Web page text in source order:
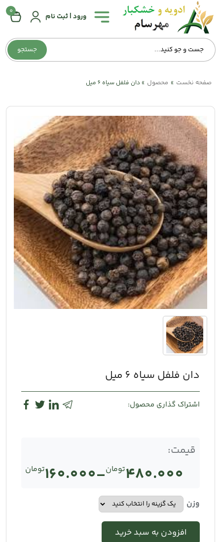
جستجو
ورود | ثبت نام
0
همه
دسته‌بندی‌ها
صفحه
اصلی
تماس
وبلاگ
حساب
کاربری
صفحه نخست » محصول » دان فلفل سیاه 6 میل
دان فلفل سیاه 6 میل
اشتراک گذاری محصول:
قیمت:
تومان480.000
– تومان160.000
وزن
افزودن به سبد خرید